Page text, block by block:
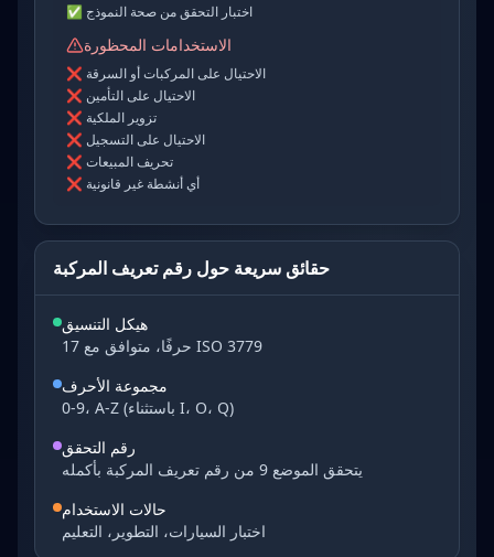
✅ اختبار التحقق من صحة النموذج
الاستخدامات المحظورة
❌ الاحتيال على المركبات أو السرقة
❌ الاحتيال على التأمين
❌ تزوير الملكية
❌ الاحتيال على التسجيل
❌ تحريف المبيعات
❌ أي أنشطة غير قانونية
حقائق سريعة حول رقم تعريف المركبة
هيكل التنسيق
17 حرفًا، متوافق مع ISO 3779
مجموعة الأحرف
0-9، A-Z (باستثناء I، O، Q)
رقم التحقق
يتحقق الموضع 9 من رقم تعريف المركبة بأكمله
حالات الاستخدام
اختبار السيارات، التطوير، التعليم